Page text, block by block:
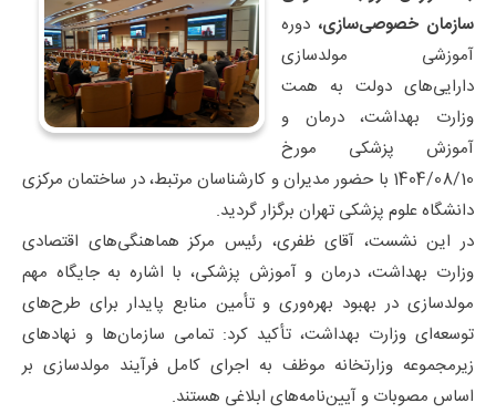
سازمان خصوصی‌سازی، دوره
آموزشی مولدسازی
دارایی‌های دولت به همت
وزارت بهداشت، درمان و
آموزش پزشکی مورخ
1404/08/10 با حضور مدیران و کارشناسان مرتبط، در ساختمان مرکزی
دانشگاه علوم پزشکی تهران برگزار گردید.
در این نشست، آقای ظفری، رئیس مرکز هماهنگی‌های اقتصادی
وزارت بهداشت، درمان و آموزش پزشکی، با اشاره به جایگاه مهم
مولدسازی در بهبود بهره‌وری و تأمین منابع پایدار برای طرح‌های
توسعه‌ای وزارت بهداشت، تأکید کرد: تمامی سازمان‌ها و نهادهای
زیرمجموعه وزارتخانه موظف به اجرای کامل فرآیند مولدسازی بر
اساس مصوبات و آیین‌نامه‌های ابلاغی هستند.